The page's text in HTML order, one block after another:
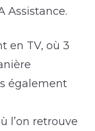
Assistance.
en TV, où 3
également
l’on retrouve